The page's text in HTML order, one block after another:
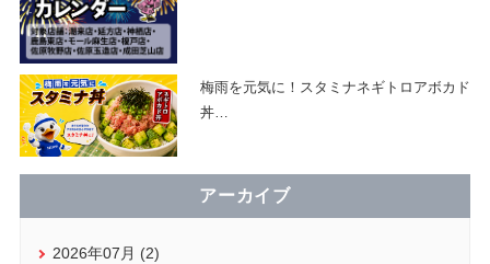
梅雨を元気に！スタミナネギトロアボカド
丼…
アーカイブ
2026年07月 (2)